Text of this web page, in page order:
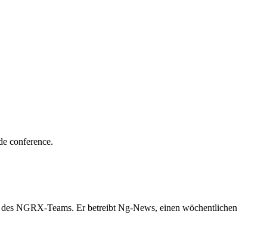
conference.
NGRX-Teams. Er betreibt Ng-News, einen wöchentlichen